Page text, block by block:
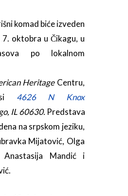
komad biće izveden
oktobra u Čikagu, u
po lokalnom
Heritage Centru,
4626 N Knox
IL 60630. Predstava
na srpskom jeziku,
Mijatović, Olga
Anastasija Mandić i